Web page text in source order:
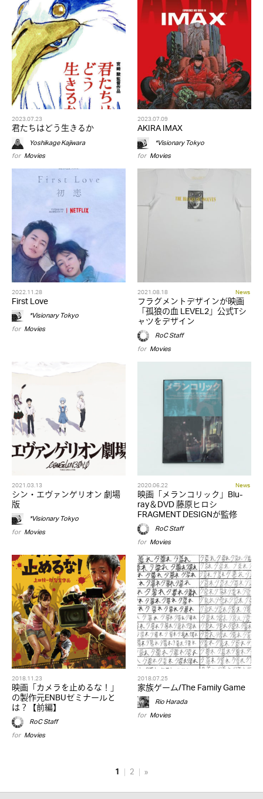
2023.07.23
君たちはどう生きるか
Yoshikage Kajiwara
for Movies
2023.07.09
AKIRA IMAX
*Visionary Tokyo
for Movies
2022.11.28
First Love
*Visionary Tokyo
for Movies
2021.08.18 News
フラグメントデザインが映画
「孤狼の血 LEVEL2」公式Tシ
ャツをデザイン
RoC Staff
for Movies
2021.03.13
シン・エヴァンゲリオン 劇場
版
*Visionary Tokyo
for Movies
2020.06.22 News
映画「メランコリック」Blu-
ray＆DVD 藤原ヒロシ
FRAGMENT DESIGNが監修
RoC Staff
for Movies
2018.11.23
映画「カメラを止めるな！」
の製作元ENBUゼミナールと
は？【前編】
RoC Staff
for Movies
2018.07.25
家族ゲーム/The Family Game
Rio Harada
for Movies
1 2 »